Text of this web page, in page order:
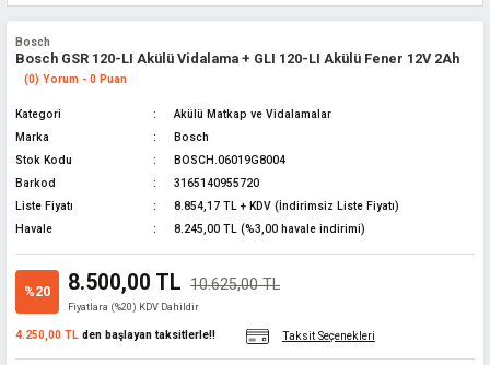
Bosch
Bosch GSR 120-LI Akülü Vidalama + GLI 120-LI Akülü Fener 12V 2Ah
(0) Yorum - 0 Puan
Kategori
Akülü Matkap ve Vidalamalar
Marka
Bosch
Stok Kodu
BOSCH.06019G8004
Barkod
3165140955720
Liste Fiyatı
8.854,17 TL + KDV (İndirimsiz Liste Fiyatı)
Havale
8.245,00 TL (%3,00 havale indirimi)
%20 8.500,00 TL 10.625,00 TL
Fiyatlara (%20) KDV Dahildir
4.250,00 TL den başlayan taksitlerle!! Taksit Seçenekleri